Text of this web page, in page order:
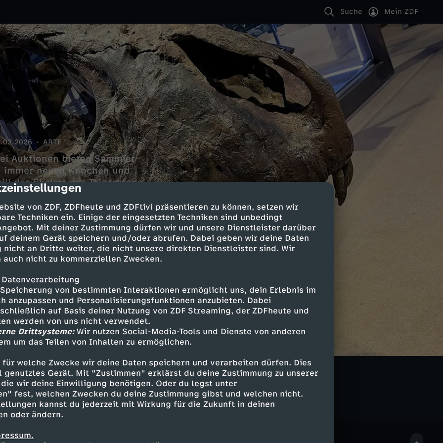
von ZDF, ZDFheute und ZDFtivi präsentieren zu können, setzen wir
Techniken ein. Einige der eingesetzten Techniken sind unbedingt
Mit deiner Zustimmung dürfen wir und unsere Dienstleister darüber
deinem Gerät speichern und/oder abrufen. Dabei geben wir deine Daten
nicht an Dritte weiter, die nicht unsere direkten Dienstleister sind. Wir
nicht zu kommerziellen Zwecken.
von bestimmten Interaktionen ermöglicht uns, dein Erlebnis im
anzupassen und Personalisierungsfunktionen anzubieten. Dabei
auf Basis deiner Nutzung von ZDF Streaming, der ZDFheute und
werden von uns nicht verwendet.
Drittsysteme:Wir nutzen Social-Media-Tools und Dienste von anderen
um das Teilen von Inhalten zu ermöglichen.
für welche Zwecke wir deine Daten speichern und verarbeiten dürfen. Dies
Gerät. Mit "Zustimmen" erklärst du deine Zustimmung zu unserer
wir deine Einwilligung benötigen. Oder du legst unter
fest, welchen Zwecken du deine Zustimmung gibst und welchen nicht.
kannst du jederzeit mit Wirkung für die Zukunft in deinen
oder ändern.
Suche Mein ZDF
ARTE
Auktionen bieten Sammler
neuen Knochen und
das Skelett des Triceratops
können gegen finanzstarke
entdecken
erkenntnisreich ARTE Re: